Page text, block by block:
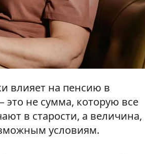
влияет на пенсию в
это не сумма, которую все
в старости, а величина,
условиям.